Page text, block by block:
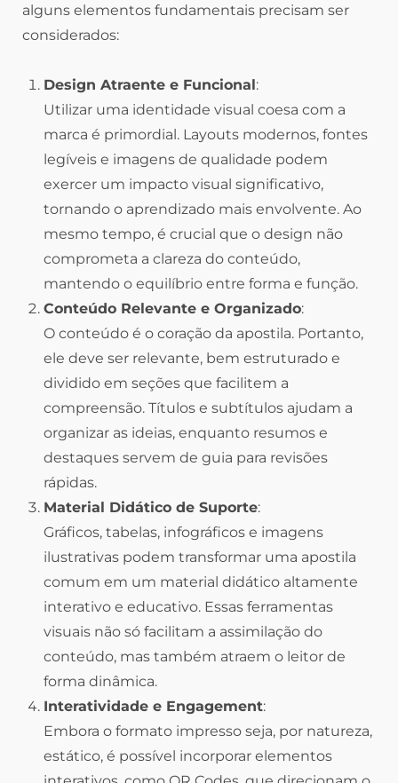
alguns elementos fundamentais precisam ser
considerados:
Design Atraente e Funcional:
Utilizar uma identidade visual coesa com a
marca é primordial. Layouts modernos, fontes
legíveis e imagens de qualidade podem
exercer um impacto visual significativo,
tornando o aprendizado mais envolvente. Ao
mesmo tempo, é crucial que o design não
comprometa a clareza do conteúdo,
mantendo o equilíbrio entre forma e função.
Conteúdo Relevante e Organizado:
O conteúdo é o coração da apostila. Portanto,
ele deve ser relevante, bem estruturado e
dividido em seções que facilitem a
compreensão. Títulos e subtítulos ajudam a
organizar as ideias, enquanto resumos e
destaques servem de guia para revisões
rápidas.
Material Didático de Suporte:
Gráficos, tabelas, infográficos e imagens
ilustrativas podem transformar uma apostila
comum em um material didático altamente
interativo e educativo. Essas ferramentas
visuais não só facilitam a assimilação do
conteúdo, mas também atraem o leitor de
forma dinâmica.
Interatividade e Engagement:
Embora o formato impresso seja, por natureza,
estático, é possível incorporar elementos